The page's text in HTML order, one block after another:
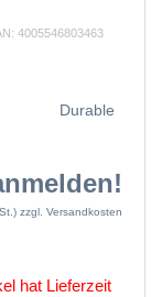
4005546803463
Durable
zzgl. Versandkosten
hat Lieferzeit